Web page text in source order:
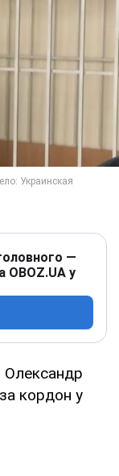
—
OBOZ.UA у
Олександр
кордон у